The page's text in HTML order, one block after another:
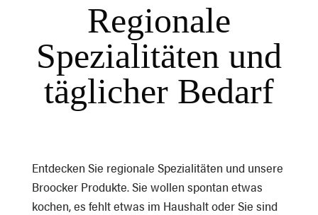
Regionale
Spezialitäten und
täglicher Bedarf
Entdecken Sie regionale Spezialitäten und unsere
Broocker Produkte. Sie wollen spontan etwas
kochen, es fehlt etwas im Haushalt oder Sie sind